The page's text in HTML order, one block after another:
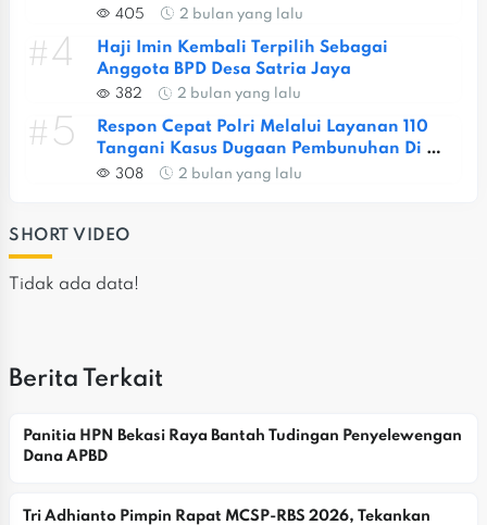
Persen
405 2 bulan yang lalu
#4
Haji Imin Kembali Terpilih Sebagai
Anggota BPD Desa Satria Jaya
382 2 bulan yang lalu
#5
Respon Cepat Polri Melalui Layanan 110
Tangani Kasus Dugaan Pembunuhan Di
Jatiasih
308 2 bulan yang lalu
SHORT VIDEO
Tidak ada data!
Berita Terkait
Panitia HPN Bekasi Raya Bantah Tudingan Penyelewengan
Dana APBD
Tri Adhianto Pimpin Rapat MCSP-RBS 2026, Tekankan